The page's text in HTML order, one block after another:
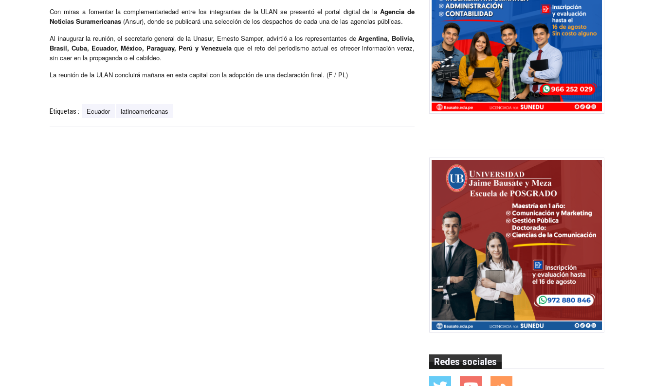
Con miras a fomentar la complementariedad entre los integrantes de la ULAN se presentó el portal digital de laAgencia de
Noticias Suramericanas (Ansur), donde se publicará una selección de los despachos de cada una de las agencias públicas.
Al inaugurar la reunión, el secretario general de la Unasur, Ernesto Samper, advirtió a los representantes deArgentina, Bolivia,
Brasil, Cuba, Ecuador, México, Paraguay, Perú y Venezuela que el reto del periodismo actual es ofrecer información veraz,
sin caer en la propaganda o el cabildeo.
La reunión de la ULAN concluirá mañana en esta capital con la adopción de una declaración final. (F / PL)
Etiquetas : Ecuador latinoamericanas
Redes sociales